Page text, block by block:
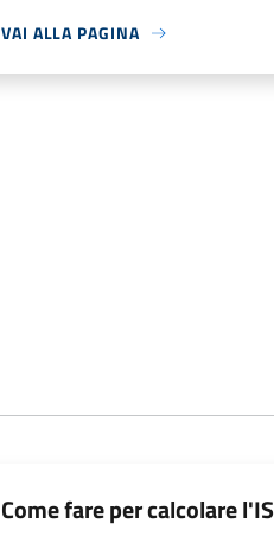
VAI ALLA PAGINA
Come fare per calcolare